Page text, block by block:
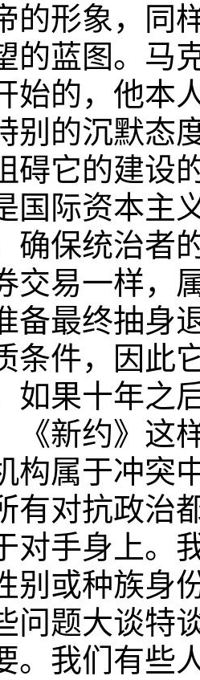
的形象，同
的蓝图。马
始的，他本
别的沉默态
碍它的建设
国际资本主
确保统治者
交易一样，
备最终抽身
条件，因此
如果十年之
《新约》这
构属于冲突
有对抗政治
对手身上。
别或种族身
问题大谈特
。我们有些